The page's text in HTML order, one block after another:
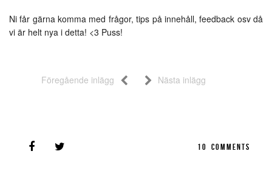
Ni får gärna komma med frågor, tips på innehåll, feedback osv då
vi är helt nya i detta! <3 Puss!
Föregående inlägg Nästa inlägg
10 COMMENTS